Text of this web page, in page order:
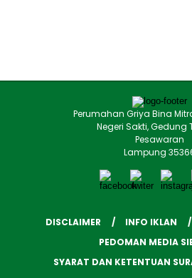
Perumahan Griya Bina
Negeri Sakti, Gedung
Pesawaran
Lampung
DISCLAIMER INFO IKLAN
PEDOMAN MEDIA
SYARAT DAN KETENTUAN